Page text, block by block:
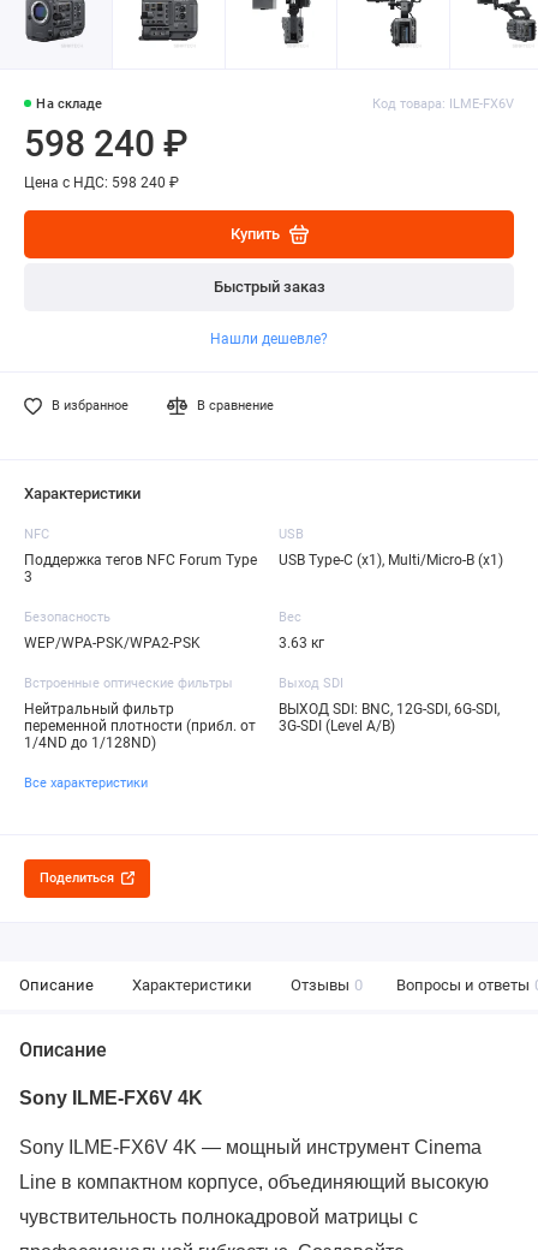
На складе Код товара: ILME-FX6V
598 240 ₽
Цена с НДС: 598 240 ₽
Купить
Быстрый заказ
Нашли дешевле?
В избранное В сравнение
Характеристики
NFC
Поддержка тегов NFC Forum Type
3
USB
USB Type-C (x1), Multi/Micro-B (x1)
Безопасность
WEP/WPA-PSK/WPA2-PSK
Вес
3.63 кг
Встроенные оптические фильтры
Нейтральный фильтр
переменной плотности (прибл. от
1/4ND до 1/128ND)
Выход SDI
ВЫХОД SDI: BNC, 12G-SDI, 6G-SDI,
3G-SDI (Level A/B)
Все характеристики
Поделиться
Описание Характеристики Отзывы 0 Вопросы и ответы
Описание
Sony ILME-FX6V 4K
Sony ILME-FX6V 4K — мощный инструмент Cinema
Line в компактном корпусе, объединяющий высокую
чувствительность полнокадровой матрицы с